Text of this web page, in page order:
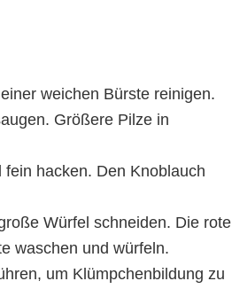
weichen Bürste reinigen.
Größere Pilze in
hacken. Den Knoblauch
Würfel schneiden. Die rote
waschen und würfeln.
um Klümpchenbildung zu